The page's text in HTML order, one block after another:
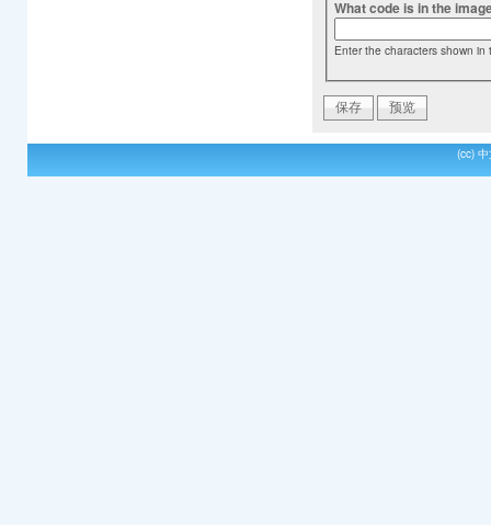
What code is in the
Enter the characters shown in
(cc)中